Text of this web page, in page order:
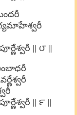
|| ౮ ||
|| ౯ ||